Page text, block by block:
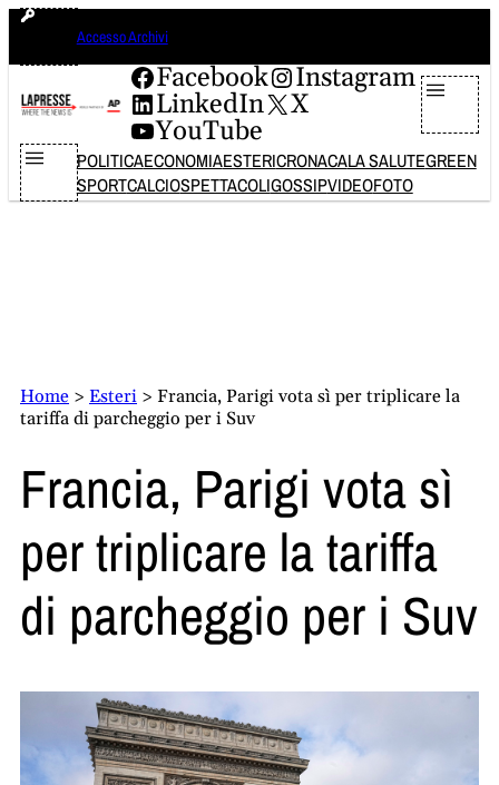
Vai
contenuto
Accesso Archivi
Facebook
Instagram
LinkedIn
X
YouTube
POLITICAECONOMIAESTERICRONACALA SALUTEGREEN
SPORTCALCIOSPETTACOLIGOSSIPVIDEOFOTO
Home > Esteri > Francia, Parigi vota sì per triplicare la
tariffa di parcheggio per i Suv
Francia, Parigi vota sì
per triplicare la tariffa
di parcheggio per i Suv